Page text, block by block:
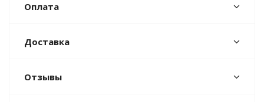
Оплата
Доставка
Отзывы